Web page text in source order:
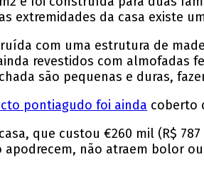
extremidades da casa existe
com uma estrutura de
revestidos com almofadas
são pequenas e duras,
pontiagudo foi ainda coberto
que custou €260 mil (R$
apodrecem, não atraem bolor